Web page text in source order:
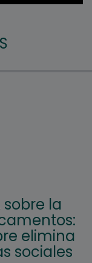
sobre la
elimina
sociales